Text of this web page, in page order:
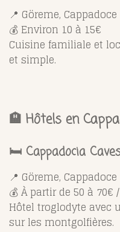
📍 Göreme, Cappadoce
💰 Environ 10 à 15€
Cuisine familiale et
et simple.
🏨 Hôtels en
🛏️ Cappadocia
📍 Göreme, Cappadoce
💰 À partir de 50 à 70€
Hôtel troglodyte avec
sur les montgolfières.